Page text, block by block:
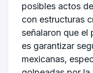
posibles actos
con estructuras
señalaron que el
es garantizar
mexicanas,